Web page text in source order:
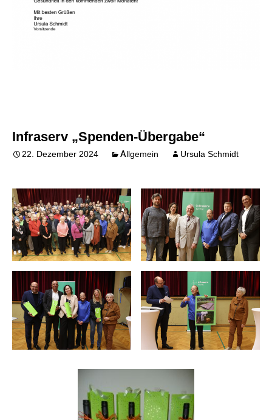
Infraserv „Spenden-Übergabe“
22. Dezember 2024 Allgemein Ursula Schmidt